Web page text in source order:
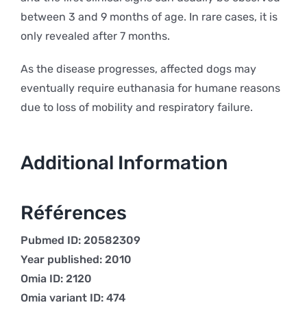
between 3 and 9 months of age. In rare cases, it is
only revealed after 7 months.
As the disease progresses, affected dogs may
eventually require euthanasia for humane reasons
due to loss of mobility and respiratory failure.
Additional Information
Références
Pubmed ID: 20582309
Year published: 2010
Omia ID: 2120
Omia variant ID: 474